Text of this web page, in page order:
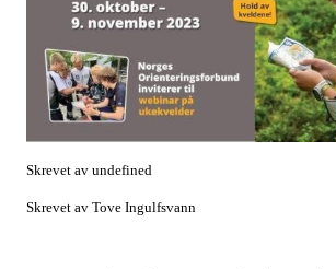
Skrevet av undefined
Skrevet av Tove Ingulfsvann